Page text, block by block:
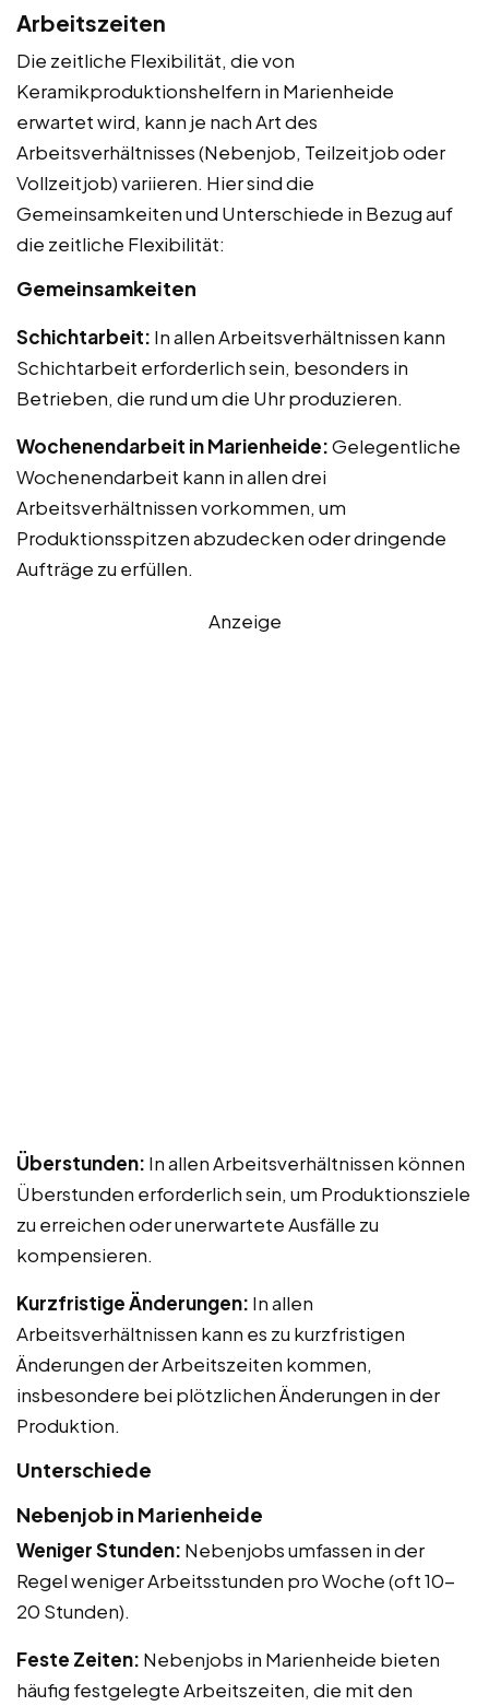
Arbeitszeiten
Die zeitliche Flexibilität, die von
Keramikproduktionshelfern in Marienheide
erwartet wird, kann je nach Art des
Arbeitsverhältnisses (Nebenjob, Teilzeitjob oder
Vollzeitjob) variieren. Hier sind die
Gemeinsamkeiten und Unterschiede in Bezug auf
die zeitliche Flexibilität:
Gemeinsamkeiten
Schichtarbeit: In allen Arbeitsverhältnissen kann
Schichtarbeit erforderlich sein, besonders in
Betrieben, die rund um die Uhr produzieren.
Wochenendarbeit in Marienheide:Gelegentliche
Wochenendarbeit kann in allen drei
Arbeitsverhältnissen vorkommen, um
Produktionsspitzen abzudecken oder dringende
Aufträge zu erfüllen.
Anzeige
Überstunden: In allen Arbeitsverhältnissen können
Überstunden erforderlich sein, um Produktionsziele
zu erreichen oder unerwartete Ausfälle zu
kompensieren.
Kurzfristige Änderungen: In allen
Arbeitsverhältnissen kann es zu kurzfristigen
Änderungen der Arbeitszeiten kommen,
insbesondere bei plötzlichen Änderungen in der
Produktion.
Unterschiede
Nebenjob in Marienheide
Weniger Stunden: Nebenjobs umfassen in der
Regel weniger Arbeitsstunden pro Woche (oft 10-
20 Stunden).
Feste Zeiten: Nebenjobs in Marienheide bieten
häufig festgelegte Arbeitszeiten, die mit den